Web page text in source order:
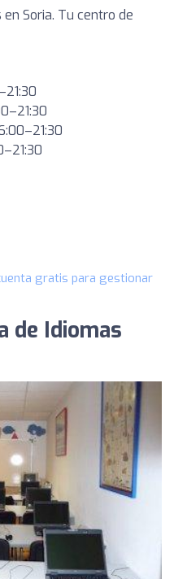
Soria. Tu centro de
gratis para gestionar
de Idiomas